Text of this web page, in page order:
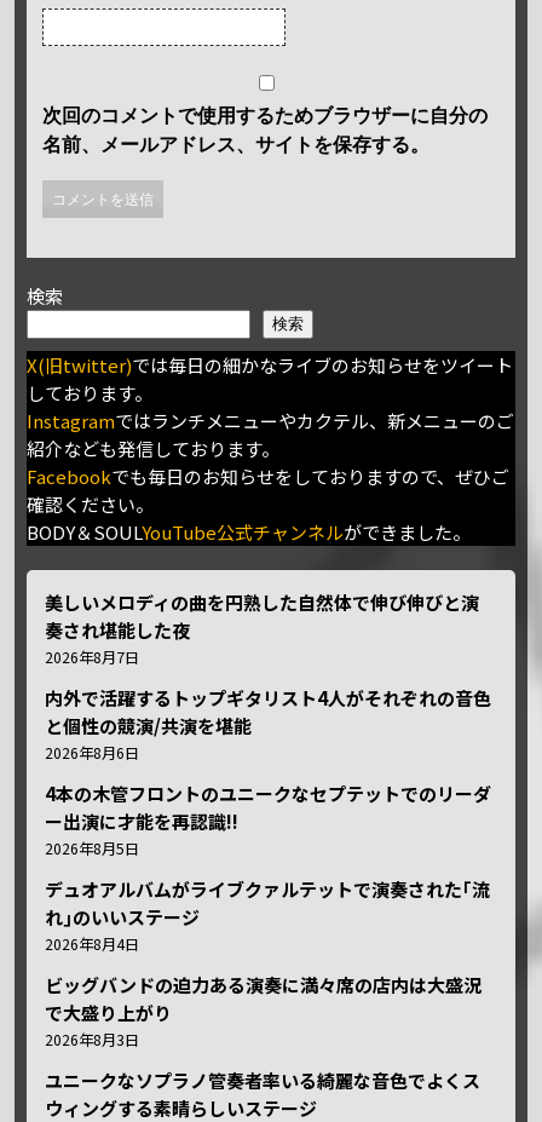
次回のコメントで使用するためブラウザーに自分の
名前、メールアドレス、サイトを保存する。
検索
検索
X(旧twitter)では毎日の細かなライブのお知らせをツイート
しております。
Instagramではランチメニューやカクテル、新メニューのご
紹介なども発信しております。
Facebookでも毎日のお知らせをしておりますので、ぜひご
確認ください。
BODY＆SOULYouTube公式チャンネルができました。
美しいメロディの曲を円熟した自然体で伸び伸びと演
奏され堪能した夜
2026年8月7日
内外で活躍するトップギタリスト4人がそれぞれの音色
と個性の競演/共演を堪能
2026年8月6日
4本の木管フロントのユニークなセプテットでのリーダ
ー出演に才能を再認識!!
2026年8月5日
デュオアルバムがライブクァルテットで演奏された｢流
れ｣のいいステージ
2026年8月4日
ビッグバンドの迫力ある演奏に満々席の店内は大盛況
で大盛り上がり
2026年8月3日
ユニークなソプラノ管奏者率いる綺麗な音色でよくス
ウィングする素晴らしいステージ